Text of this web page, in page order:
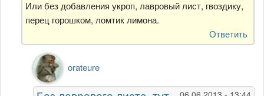
от
orateure
Или без добавления укроп, лавровый лист, гвоздику,
перец горошком, ломтик лимона.
Ответить
Ответ
на
Укроп,
orateure